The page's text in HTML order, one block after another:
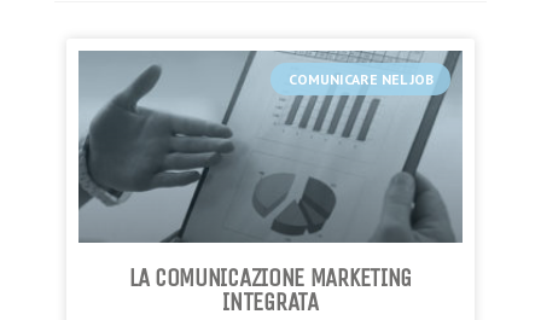
COMUNICARE NEL JOB
LA COMUNICAZIONE MARKETING
INTEGRATA